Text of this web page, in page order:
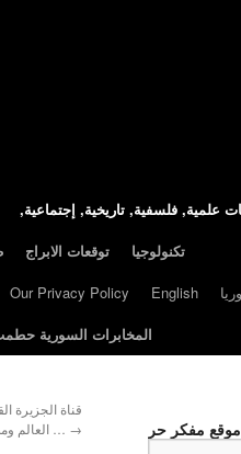
علمية, فلسفية, تاريخية, إجتماعية
توقعات الابراج
تكنولوجيا
Our Privacy Policy English
المخابرات السورية حطمت
قناة الجزيرة
→ مفكر حر